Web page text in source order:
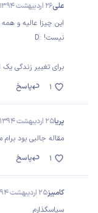
علی26 اردیبهشت 1394
این چیزا عالیه و
نیست! :D
برای تغییر زندگی
پاسخ
1
پریا25 اردیبهشت 1394
مقاله جالبی بود برام مخصوصا موردهای 9-
پاسخ
1
کامبیز25 اردیبهشت 1394
سپاسگذارم